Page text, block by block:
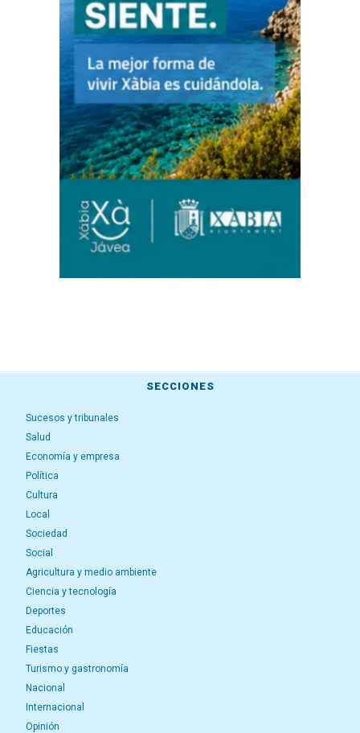
SECCIONES
Sucesos y tribunales
Salud
Economía y empresa
Política
Cultura
Local
Sociedad
Social
Agricultura y medio ambiente
Ciencia y tecnología
Deportes
Educación
Fiestas
Turismo y gastronomía
Nacional
Internacional
Opinión